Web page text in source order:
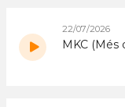
22/07/2026
MKC (Més